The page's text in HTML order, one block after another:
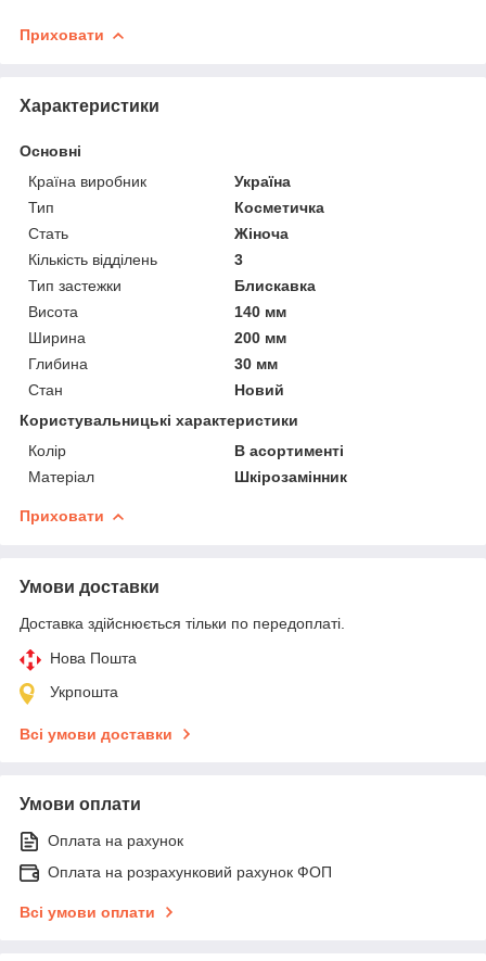
Приховати
Характеристики
Основні
Країна виробник
Україна
Тип
Косметичка
Стать
Жіноча
Кількість відділень
3
Тип застежки
Блискавка
Висота
140 мм
Ширина
200 мм
Глибина
30 мм
Стан
Новий
Користувальницькі характеристики
Колір
В асортименті
Матеріал
Шкірозамінник
Приховати
Умови доставки
Доставка здійснюється тільки по передоплаті.
Нова Пошта
Укрпошта
Всі умови доставки
Умови оплати
Оплата на рахунок
Оплата на розрахунковий рахунок ФОП
Всі умови оплати